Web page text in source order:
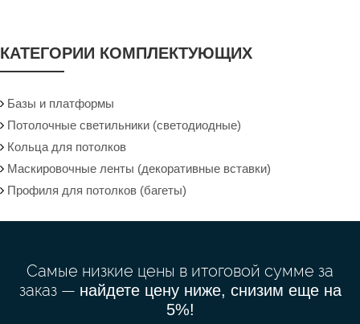
КАТЕГОРИИ КОМПЛЕКТУЮЩИХ
Базы и платформы
Потолочные светильники (светодиодные)
Кольца для потолков
Маскировочные ленты (декоративные вставки)
Профиля для потолков (багеты)
Самые низкие цены в итоговой сумме за
заказ — найдете цену ниже, снизим еще на
5%!